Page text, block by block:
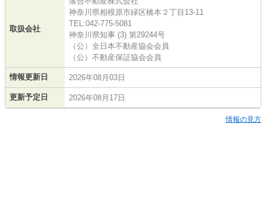
取扱会社
神奈川県相模原市緑区橋本２丁目13-11
TEL:042-775-5081
神奈川県知事 (3) 第29244号
（公）全日本不動産協会会員
（公）不動産保証協会会員
情報更新日 2026年08月03日
更新予定日 2026年08月17日
情報の見方